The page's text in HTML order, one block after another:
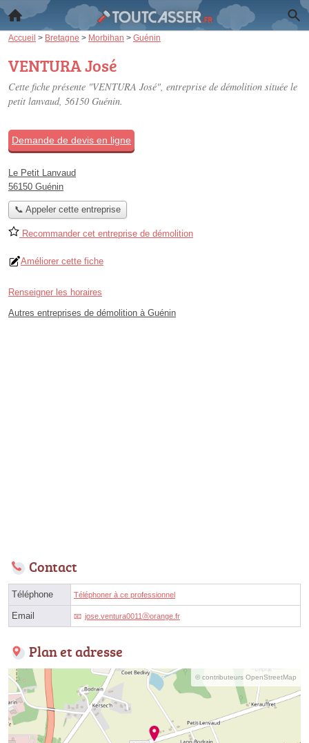
Accueil > Bretagne > Morbihan > Guénin
VENTURA José
Cette fiche présente "VENTURA José", entreprise de démolition située le
petit lanvaud, 56150 Guénin.
Demande de devis en ligne
Le Petit Lanvaud
56150 Guénin
📞 Appeler cette entreprise
Recommander cet entreprise de démolition
Améliorer cette fiche
Renseigner les horaires
Autres entreprises de démolition à Guénin
Contact
Téléphone Téléphoner à ce professionnel
Email jose.ventura0011ⓐorange.fr
Plan et adresse
© contributeurs OpenStreetMap